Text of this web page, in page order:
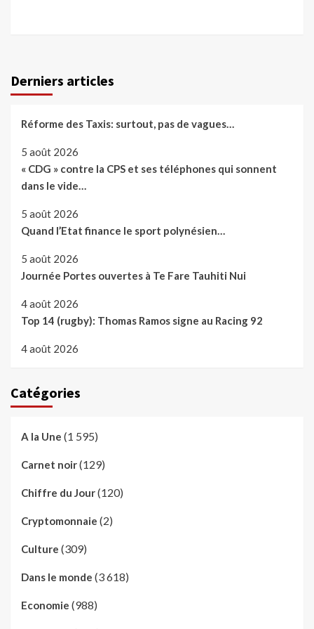
Derniers articles
Réforme des Taxis: surtout, pas de vagues…
5 août 2026
« CDG » contre la CPS et ses téléphones qui sonnent
dans le vide…
5 août 2026
Quand l’Etat finance le sport polynésien…
5 août 2026
Journée Portes ouvertes à Te Fare Tauhiti Nui
4 août 2026
Top 14 (rugby): Thomas Ramos signe au Racing 92
4 août 2026
Catégories
A la Une (1 595)
Carnet noir(129)
Chiffre du Jour(120)
Cryptomonnaie (2)
Culture (309)
Dans le monde (3 618)
Economie (988)